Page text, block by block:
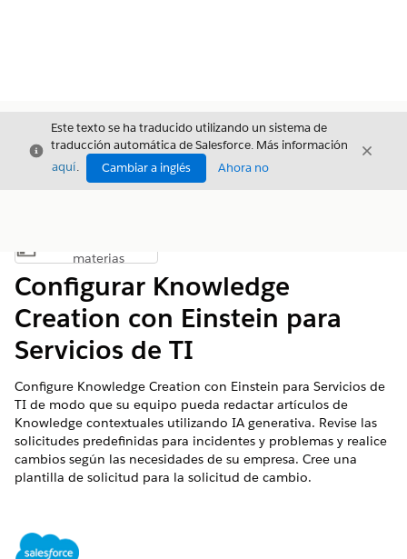
Cerrar
Este texto se ha traducido utilizando un sistema de
traducción automática de Salesforce. Más información
aquí. Cambiar a inglés Ahora no
Cerrar
Mostrar índice de materias
materias
Configurar Knowledge
Creation con Einstein para
Servicios de TI
Configure Knowledge Creation con Einstein para Servicios de
TI de modo que su equipo pueda redactar artículos de
Knowledge contextuales utilizando IA generativa. Revise las
solicitudes predefinidas para incidentes y problemas y realice
cambios según las necesidades de su empresa. Cree una
plantilla de solicitud para la solicitud de cambio.
Disponible en: Lightning Experience